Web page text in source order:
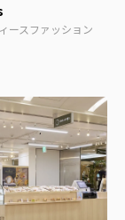
ースファッション